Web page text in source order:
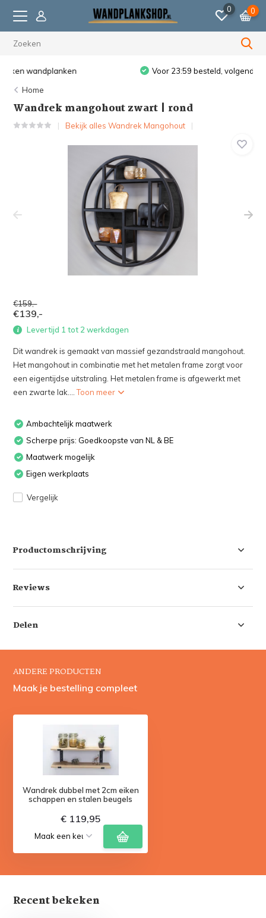
0 0
Voor 23:59 besteld, volgende werkdag verzonden.
Home
Wandrek mangohout zwart | rond
Bekijk alles Wandrek Mangohout
€159,-
€139,-
Levertijd 1 tot 2 werkdagen
Dit wandrek is gemaakt van massief gezandstraald mangohout.
Het mangohout in combinatie met het metalen frame zorgt voor
een eigentijdse uitstraling. Het metalen frame is afgewerkt met
een zwarte lak....Toon meer
Ambachtelijk maatwerk
Scherpe prijs: Goedkoopste van NL & BE
Maatwerk mogelijk
Eigen werkplaats
Vergelijk
Productomschrijving
Reviews
Delen
ANDERE PRODUCTEN
Maak je bestelling compleet
Wandrek dubbel met 2cm eiken
schappen en stalen beugels
€ 119,95
Recent bekeken